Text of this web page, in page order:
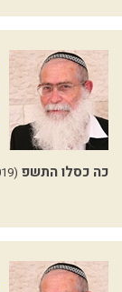
כה כסלו התשפ (23.12.2019)